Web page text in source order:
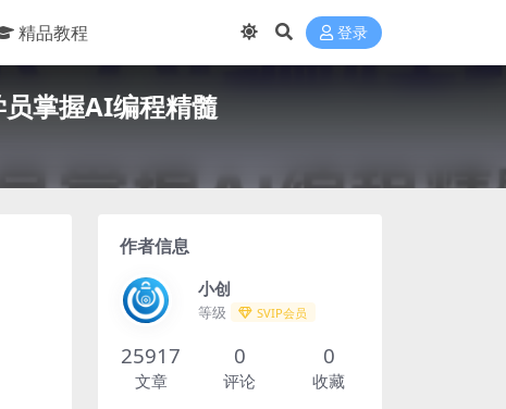
精品教程 登录
掌握AI编程精髓
作者信息
小创
等级 SVIP会员
25917
文章
0
评论
0
收藏